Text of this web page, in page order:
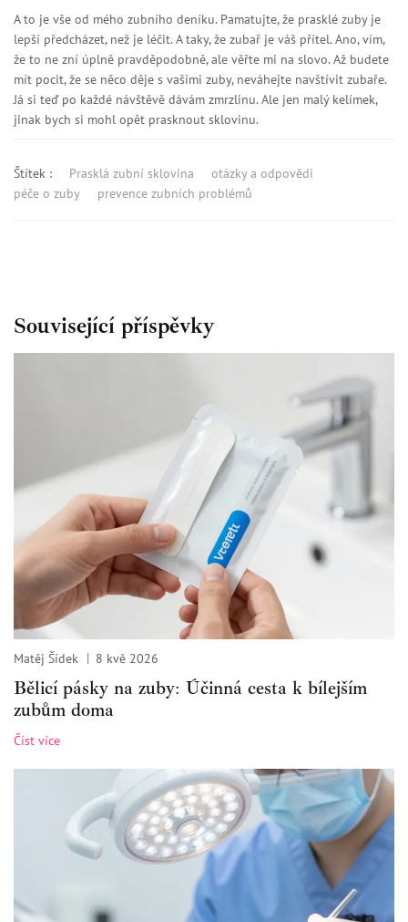
A to je vše od mého zubního deníku. Pamatujte, že prasklé zuby je
lepší předcházet, než je léčit. A taky, že zubař je váš přítel. Ano, vím,
že to ne zní úplně pravděpodobně, ale věřte mi na slovo. Až budete
mít pocit, že se něco děje s vašimi zuby, neváhejte navštívit zubaře.
Já si teď po každé návštěvě dávám zmrzlinu. Ale jen malý kelímek,
jinak bych si mohl opět prasknout sklovinu.
Štítek : Prasklá zubní sklovina
otázky a odpovědi
péče o zuby
prevence zubních problémů
Související příspěvky
Matěj Šídek 8 kvě 2026
Bělicí pásky na zuby: Účinná cesta k bílejším
zubům doma
Číst více